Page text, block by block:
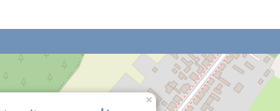
"Personalisierung" zulassen, damit Sie die hier
×